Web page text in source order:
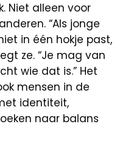
Niet alleen voor
“Als jonge
in één hokje past,
ze. “Je mag van
wie dat is.” Het
mensen in de
identiteit,
naar balans